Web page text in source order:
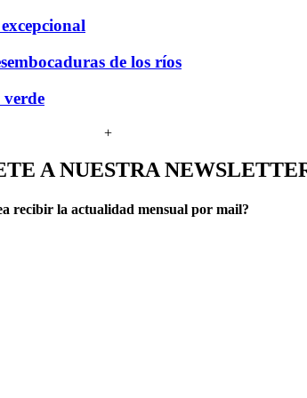
de los ríos
verde
+
A NUESTRA
recibir la actualidad mensual por mail?